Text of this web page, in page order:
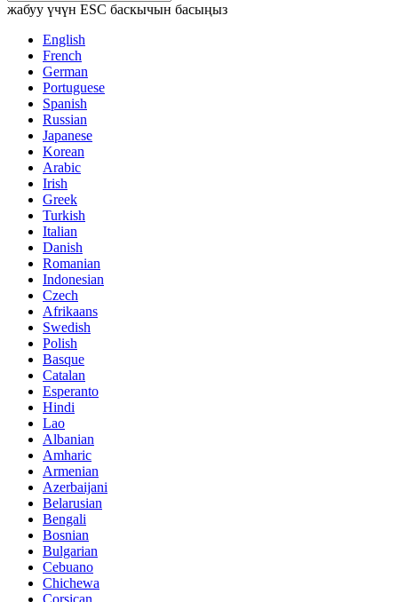
жабуу үчүн ESC баскычын басыңыз
English
French
German
Portuguese
Spanish
Russian
Japanese
Korean
Arabic
Irish
Greek
Turkish
Italian
Danish
Romanian
Indonesian
Czech
Afrikaans
Swedish
Polish
Basque
Catalan
Esperanto
Hindi
Lao
Albanian
Amharic
Armenian
Azerbaijani
Belarusian
Bengali
Bosnian
Bulgarian
Cebuano
Chichewa
Corsican